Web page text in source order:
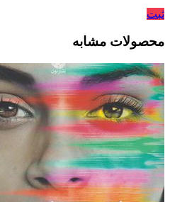
ثبت
محصولات مشابه